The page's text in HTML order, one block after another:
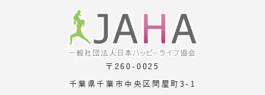
〒260-0025
千葉県千葉市中央区問屋町3-1